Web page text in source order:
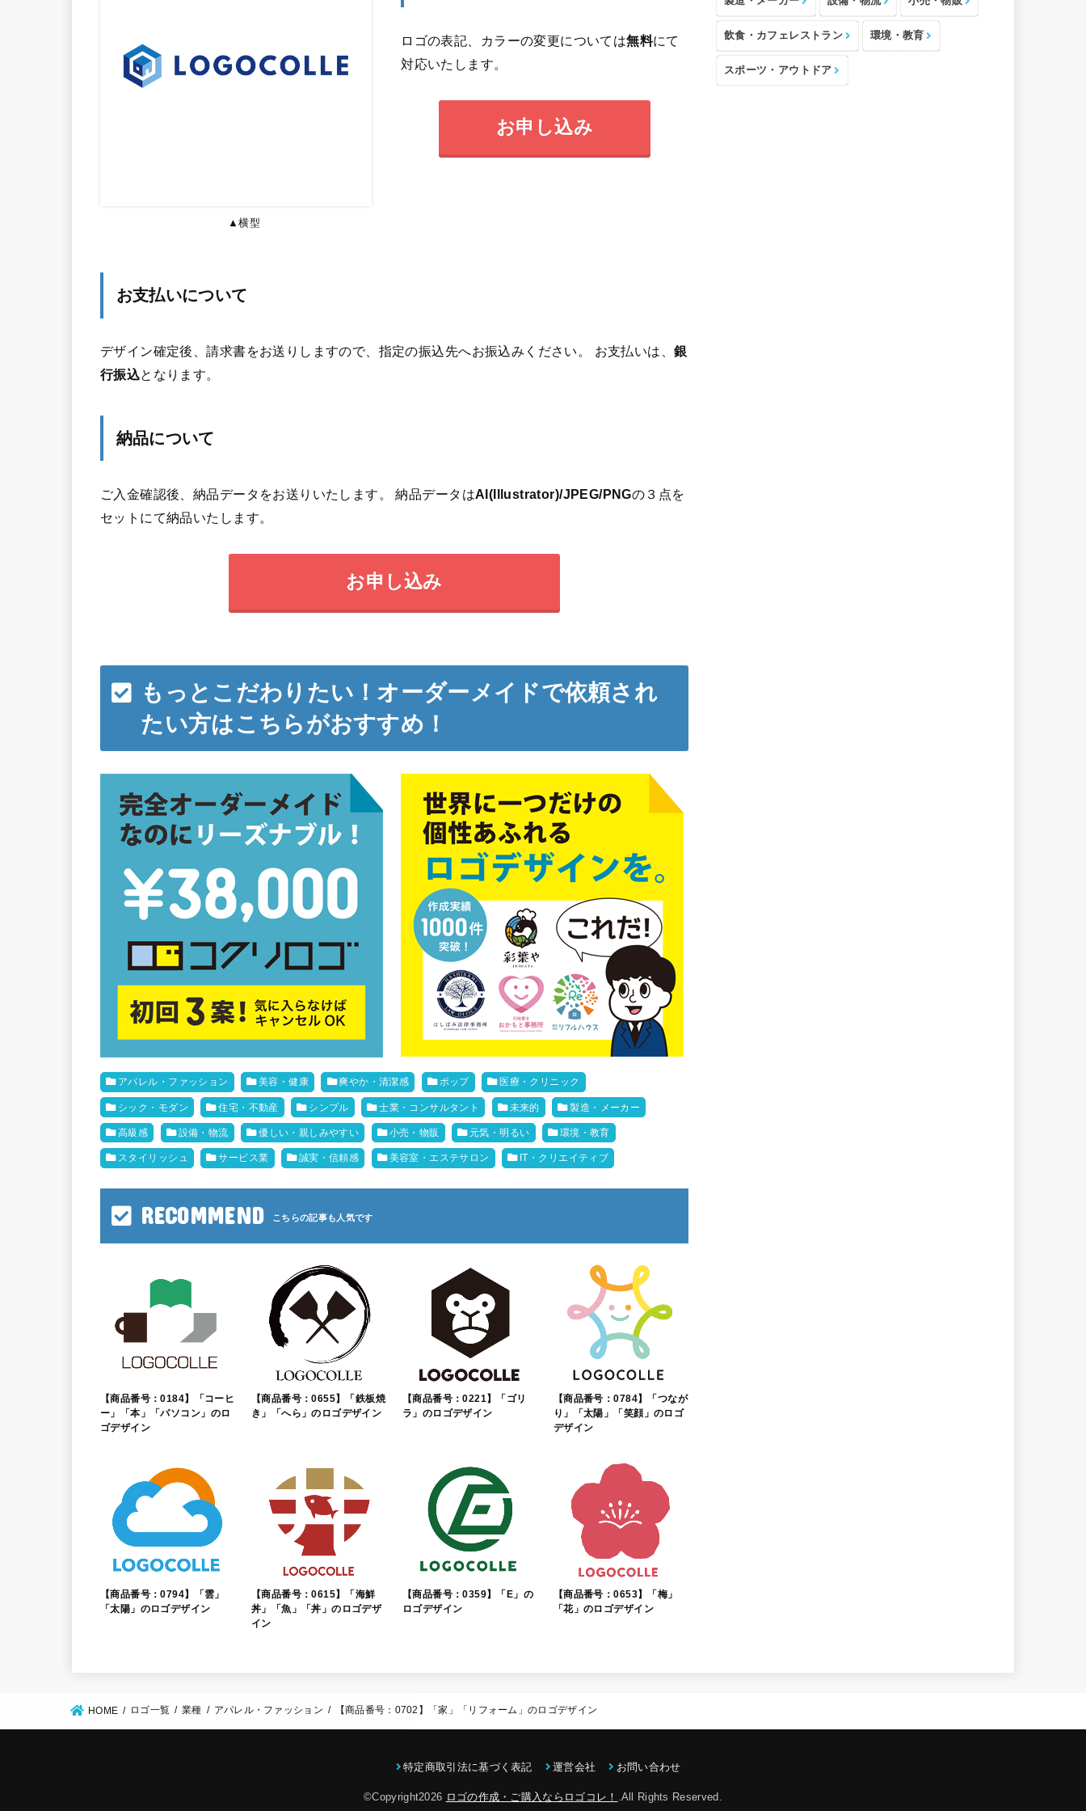
▲横型
ロゴの表記、カラーの変更については無料にて
対応いたします。
お申し込み
お支払いについて
デザイン確定後、請求書をお送りしますので、指定の振込先へお振込みください。 お支払いは、銀
行振込となります。
納品について
ご入金確認後、納品データをお送りいたします。 納品データはAI(Illustrator)/JPEG/PNGの３点を
セットにて納品いたします。
お申し込み
もっとこだわりたい！オーダーメイドで依頼され
たい方はこちらがおすすめ！
アパレル・ファッション 美容・健康 爽やか・清潔感 ポップ 医療・クリニック
シック・モダン 住宅・不動産 シンプル 士業・コンサルタント 未来的 製造・メーカー
高級感 設備・物流 優しい・親しみやすい 小売・物販 元気・明るい 環境・教育
スタイリッシュ サービス業 誠実・信頼感 美容室・エステサロン IT・クリエイティブ
RECOMMEND
【商品番号：0184】「コーヒ
ー」「本」「パソコン」のロ
ゴデザイン
【商品番号：0655】「鉄板焼
き」「へら」のロゴデザイン
【商品番号：0221】「ゴリ
ラ」のロゴデザイン
【商品番号：0784】「つなが
り」「太陽」「笑顔」のロゴ
デザイン
【商品番号：0794】「雲」
「太陽」のロゴデザイン
【商品番号：0615】「海鮮
丼」「魚」「丼」のロゴデザ
イン
【商品番号：0359】「E」の
ロゴデザイン
【商品番号：0653】「梅」
「花」のロゴデザイン
飲食・カフェレストラン 環境・教育
スポーツ・アウトドア
HOME ロゴ一覧 業種 アパレル・ファッション 【商品番号：0702】「家」「リフォーム」のロゴデザイン
特定商取引法に基づく表記 運営会社 お問い合わせ
©Copyright2026 ロゴの作成・ご購入ならロゴコレ！ .All Rights Reserved.